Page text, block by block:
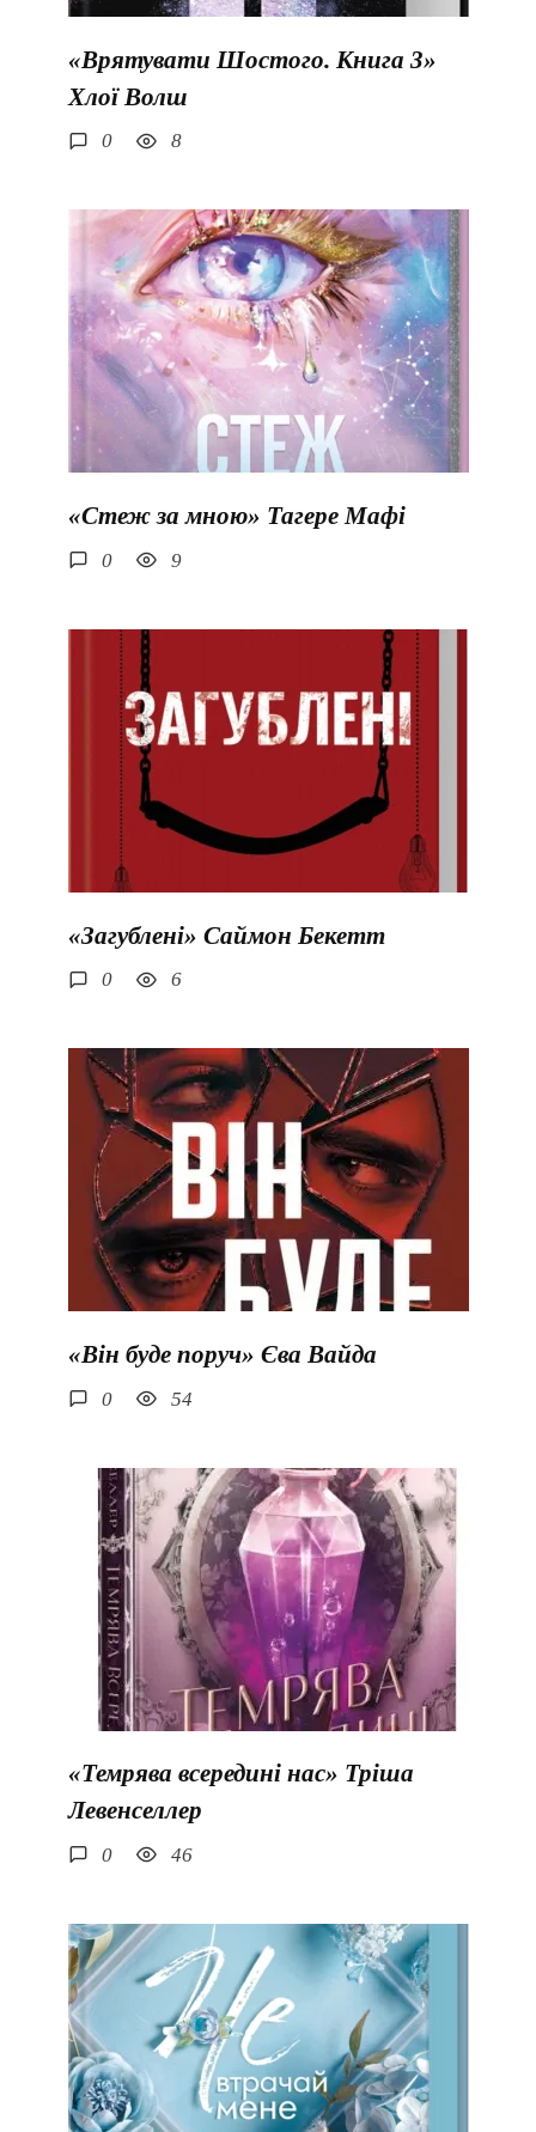
«Врятувати Шостого. Книга 3»
Хлої Волш
0 8
«Стеж за мною» Тагере Мафі
0 9
«Загублені» Саймон Бекетт
0 6
«Він буде поруч» Єва Вайда
0 54
«Темрява всередині нас» Тріша
Левенселлер
0 46